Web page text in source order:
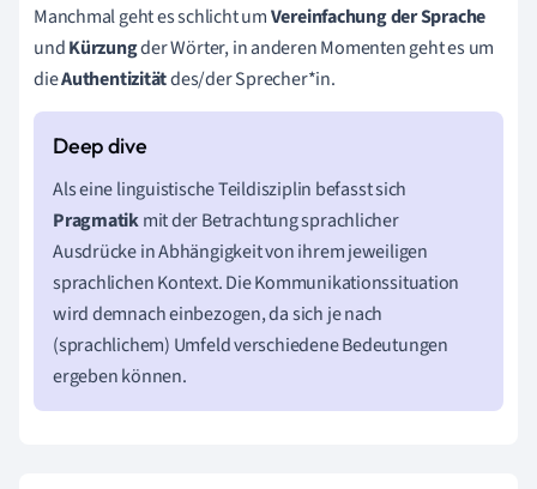
Manchmal geht es schlicht umVereinfachung der Sprache
undKürzungder Wörter, in anderen Momenten geht es um
dieAuthentizitätdes/der Sprecher*in.
Als eine linguistische Teildisziplin befasst sich
Pragmatikmit der Betrachtung sprachlicher
Ausdrücke in Abhängigkeit von ihrem jeweiligen
sprachlichen Kontext. Die Kommunikationssituation
wird demnach einbezogen, da sich je nach
(sprachlichem) Umfeld verschiedene Bedeutungen
ergeben können.